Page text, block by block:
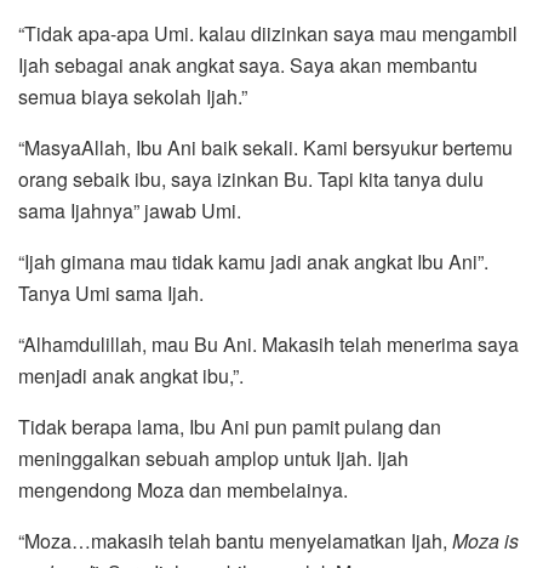
“Tidak apa-apa Umi. kalau diizinkan saya mau mengambil
Ijah sebagai anak angkat saya. Saya akan membantu
semua biaya sekolah Ijah.”
“MasyaAllah, Ibu Ani baik sekali. Kami bersyukur bertemu
orang sebaik ibu, saya izinkan Bu. Tapi kita tanya dulu
sama Ijahnya” jawab Umi.
“Ijah gimana mau tidak kamu jadi anak angkat Ibu Ani”.
Tanya Umi sama Ijah.
“Alhamdulillah, mau Bu Ani. Makasih telah menerima saya
menjadi anak angkat ibu,”.
Tidak berapa lama, Ibu Ani pun pamit pulang dan
meninggalkan sebuah amplop untuk Ijah. Ijah
mengendong Moza dan membelainya.
“Moza…makasih telah bantu menyelamatkan Ijah, Moza is